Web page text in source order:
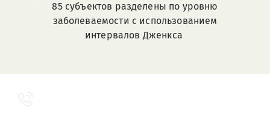
85 субъектов разделены по уровню
заболеваемости с использованием
интервалов Дженкса